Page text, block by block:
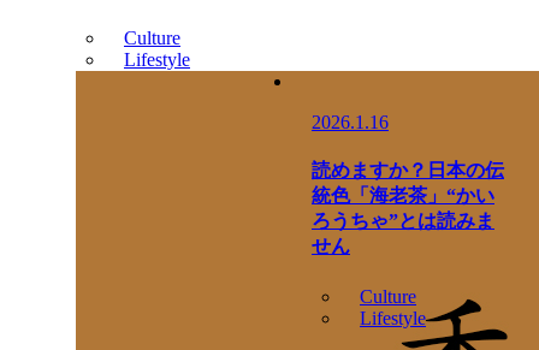
Culture
Lifestyle
2026.1.16
読めますか？日本の伝
統色「海老茶」“かい
ろうちゃ”とは読みま
せん
Culture
Lifestyle